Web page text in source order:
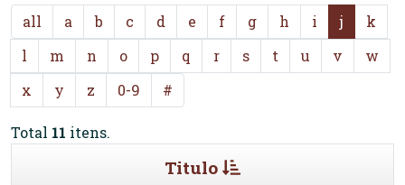
all a b c d e f g h i j
k
l
m n o p q r s t u v
w
x
y z 0-9 #
Total 11 itens.
Titulo